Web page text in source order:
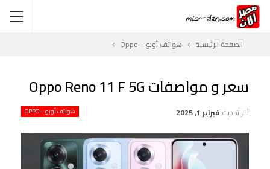
الصفحة الرئيسية هواتف أوبو – Oppo
سعر و مواصفات Oppo Reno 11 F 5G
هواتف أوبو – OPPO آخر تحديث فبراير 1, 2025